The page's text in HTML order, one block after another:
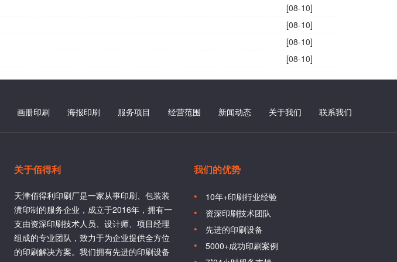
[08-10]
[08-10]
[08-10]
[08-10]
画册印刷 海报印刷 服务项目 经营范围 新闻动态 关于我们 联系我们
关于佰得利
天津佰得利印刷厂是一家从事印刷、包装装
潢印制的服务企业，成立于2016年，拥有一
支由资深印刷技术人员、设计师、项目经理
组成的专业团队，致力于为企业提供全方位
的印刷解决方案。我们拥有先进的印刷设备
我们的优势
10年+印刷行业经验
资深印刷技术团队
先进的印刷设备
5000+成功印刷案例